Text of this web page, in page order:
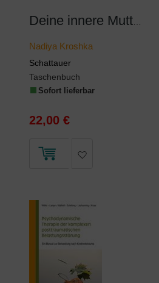
Deine innere Mutter
Nadiya Kroshka
Schattauer
Taschenbuch
Sofort lieferbar
22,00 €